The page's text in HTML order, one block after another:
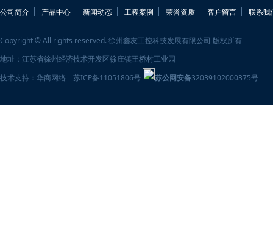
公司简介 产品中心 新闻动态 工程案例 荣誉资质 客户留言 联系我
Copyright © All rights reserved. 徐州鑫友工控科技发展有限公司 版权所有
地址：江苏省徐州经济技术开发区徐庄镇王桥村工业园
技术支持： 华商网络 苏ICP备11051806号 苏公网安备32039102000375号